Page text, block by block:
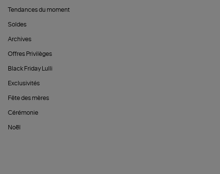
Tendances du moment
Soldes
Archives
Offres Privilèges
Black Friday Lulli
Exclusivités
Fête des mères
Cérémonie
Noël